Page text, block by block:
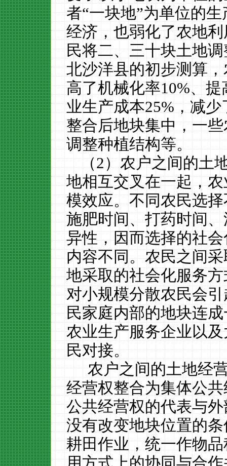
者“一块地”为单位的
经济，也弱化了农地
民将二、三十块土地
北沙洋县的初步测算
高了机械化率10%、提
业生产成本25%，减少
整合后地块集中，一
调整种植结构等。
（2）农户之间的土
地相互交叉在一起，
模效应。不同农民选
施肥时间、打药时间
异性，因而选择的社
内容不同。农民之间
地采取的社会化服务
对小规模分散农民会
民家庭内部的地块连
农业生产服务企业以
民对接。
农户之间的土地经
经营权整合为集体公
公共经营权的代表与
没有改变地块位置的
耕田作业，统一作物